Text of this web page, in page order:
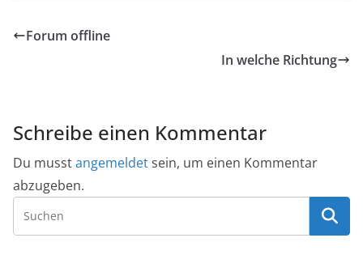
Forum offline
In welche Richtung
Schreibe einen Kommentar
Du musstangemeldetsein, um einen Kommentar
abzugeben.